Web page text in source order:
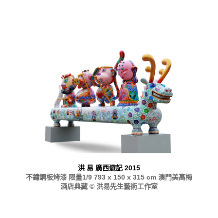
洪 易 廣西遊記 2015
不鏽鋼板烤漆 限量1/9 793 x 150 x 315 cm 澳門美高梅
酒店典藏 © 洪易先生藝術工作室